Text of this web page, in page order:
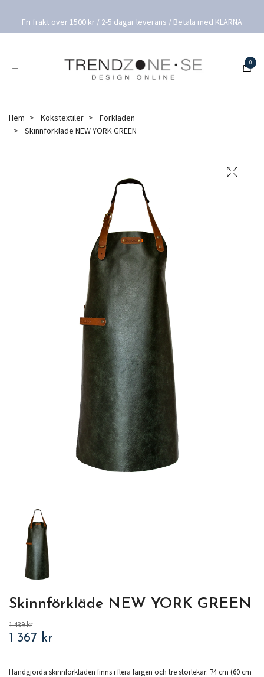
Fri frakt över 1500 kr / 2-5 dagar leverans / Betala med KLARNA
0
Hem Kökstextiler
Förkläden
Skinnförkläde NEW YORK GREEN
Skinnförkläde NEW YORK GREEN
1 439 kr
1 367 kr
Handgjorda skinnförkläden finns i flera färgen och tre storlekar: 74 cm (60 cm